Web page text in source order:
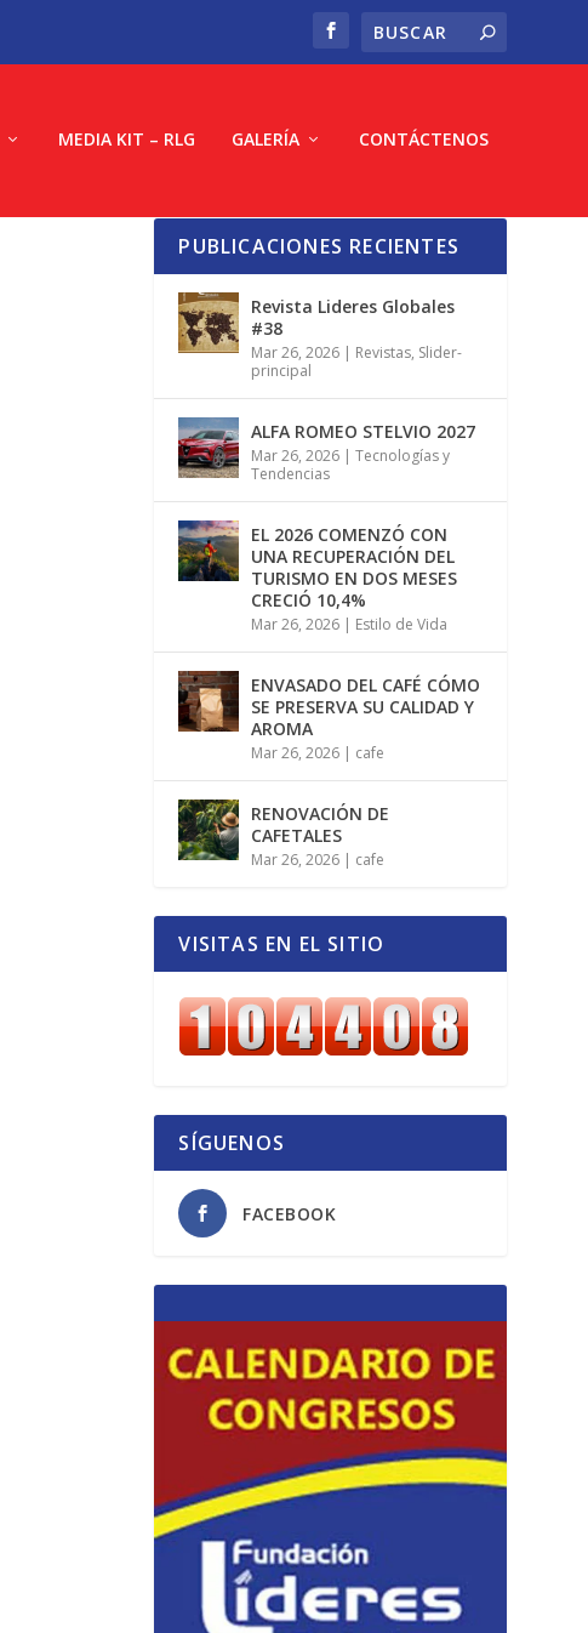
MEDIA KIT – RLG GALERÍA CONTÁCTENOS
PUBLICACIONES RECIENTES
Revista Lideres Globales
#38
Mar 26, 2026 | Revistas, Slider-
principal
ALFA ROMEO STELVIO 2027
Mar 26, 2026 |Tecnologías y
Tendencias
EL 2026 COMENZÓ CON
UNA RECUPERACIÓN DEL
TURISMO EN DOS MESES
CRECIÓ 10,4%
Mar 26, 2026 | Estilo de Vida
ENVASADO DEL CAFÉ CÓMO
SE PRESERVA SU CALIDAD Y
AROMA
Mar 26, 2026 | cafe
RENOVACIÓN DE
CAFETALES
Mar 26, 2026 | cafe
VISITAS EN EL SITIO
SÍGUENOS
FACEBOOK